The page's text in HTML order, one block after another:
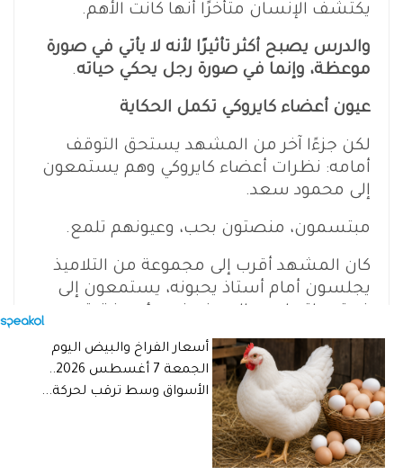
يكتشف الإنسان متأخرًا أنها كانت الأهم.
والدرس يصبح أكثر تأثيرًا لأنه لا يأتي في صورة
موعظة، وإنما في صورة رجل يحكي حياته.
عيون أعضاء كايروكي تكمل الحكاية
لكن جزءًا آخر من المشهد يستحق التوقف
أمامه: نظرات أعضاء كايروكي وهم يستمعون
إلى محمود سعد.
مبتسمون، منصتون بحب، وعيونهم تلمع.
كان المشهد أقرب إلى مجموعة من التلاميذ
يجلسون أمام أستاذ يحبونه، يستمعون إلى
مطلوبة منه داخل مشروع فني.
وهذه التفاصيل من الصعب اصطناعها .
يمكن كتابة الحوار، ويمكن تحديد أماكن
الكاميرات والإضاءة، ويمكن إعادة تصوير
المشهد أكثر من مرة، لكن هناك شيئًا في
أسعار الفراخ والبيض اليوم
الجمعة 7 أغسطس 2026..
الأسواق وسط ترقب لحركة...